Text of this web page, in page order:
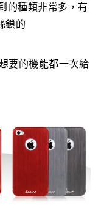
的種類非常多，有
鎖的
要的機能都一次給